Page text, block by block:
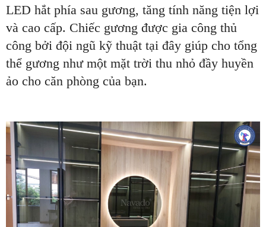
LED hắt phía sau gương, tăng tính năng tiện lợi
và cao cấp. Chiếc gương được gia công thủ
công bởi đội ngũ kỹ thuật tại đây giúp cho tổng
thể gương như một mặt trời thu nhỏ đầy huyền
ảo cho căn phòng của bạn.